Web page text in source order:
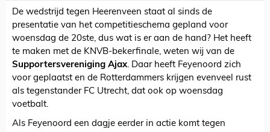
De wedstrijd tegen Heerenveen staat al sinds de
presentatie van het competitieschema gepland voor
woensdag de 20ste, dus wat is er aan de hand? Het heeft
te maken met de KNVB-bekerfinale, weten wij van de
Supportersvereniging Ajax. Daar heeft Feyenoord zich
voor geplaatst en de Rotterdammers krijgen evenveel rust
als tegenstander FC Utrecht, dat ook op woensdag
voetbalt.
Als Feyenoord een dagje eerder in actie komt tegen